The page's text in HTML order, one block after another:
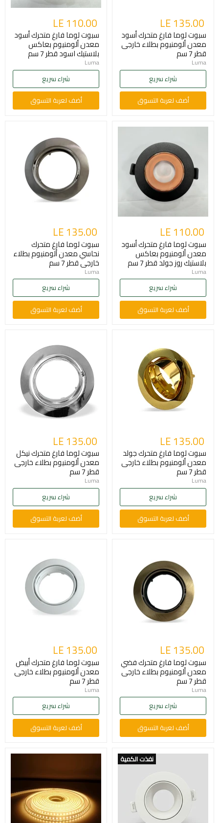
LE 135.00
سبوت لوما فارغ متحرك أسود
معدن ألومنيوم بطلاء خارجى
قطر 7 سم
Luma
شراء سريع
أضف لعربة التسوق
LE 110.00
سبوت لوما فارغ متحرك أسود
معدن ألومنيوم بعاكس
بلاستيك اسود قطر 7 سم
Luma
شراء سريع
أضف لعربة التسوق
LE 110.00
سبوت لوما فارغ متحرك أسود
معدن ألومنيوم بعاكس
بلاستيك روز جولد قطر 7 سم
Luma
شراء سريع
أضف لعربة التسوق
LE 135.00
سبوت لوما فارغ متحرك
نحاسي معدن ألومنيوم بطلاء
خارجى قطر 7 سم
Luma
شراء سريع
أضف لعربة التسوق
LE 135.00
سبوت لوما فارغ متحرك جولد
معدن ألومنيوم بطلاء خارجى
قطر 7 سم
Luma
شراء سريع
أضف لعربة التسوق
LE 135.00
سبوت لوما فارغ متحرك نيكل
معدن ألومنيوم بطلاء خارجى
قطر 7 سم
Luma
شراء سريع
أضف لعربة التسوق
LE 135.00
سبوت لوما فارغ متحرك فضي
معدن ألومنيوم بطلاء خارجى
قطر 7 سم
Luma
شراء سريع
أضف لعربة التسوق
LE 135.00
سبوت لوما فارغ متحرك أبيض
معدن ألومنيوم بطلاء خارجى
قطر 7 سم
Luma
شراء سريع
أضف لعربة التسوق
نفذت الكمية